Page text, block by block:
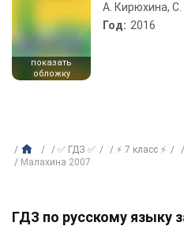
показать
обложку
А. Кирюхина,
Год: 2016
✅ ГДЗ ✅ ⚡ 7 класс ⚡
Малахина 2007
ГДЗ по русскому языку